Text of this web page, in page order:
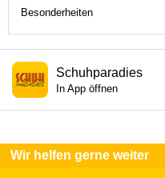
Besonderheiten
Schuhparadies
In App öffnen
Wir helfen gerne weiter